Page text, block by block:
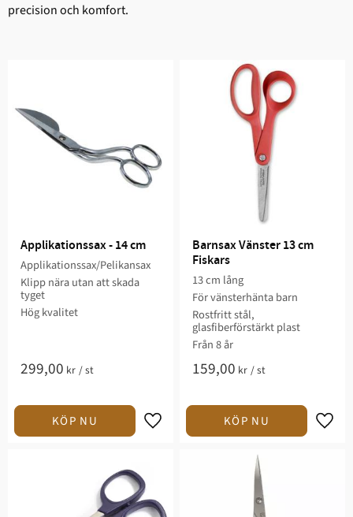
precision och komfort.
Applikationssax - 14 cm
Applikationssax/Pelikansax
Klipp nära utan att skada
tyget
Hög kvalitet
299,00 kr /st
Lägg till i favoriter
Barnsax Vänster 13 cm
Fiskars
13 cm lång
För vänsterhänta barn
Rostfritt stål,
glasfiberförstärkt plast
Från 8 år
159,00 kr /st